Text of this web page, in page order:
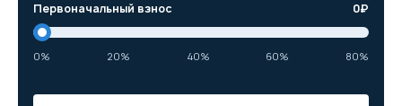
Первоначальный взнос 0₽
0% 20% 40% 60% 80%